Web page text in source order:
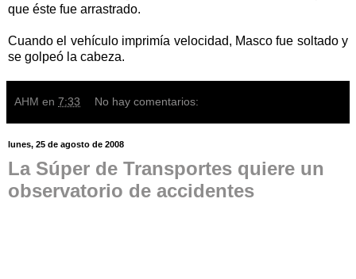
que éste fue arrastrado.
Cuando el vehículo imprimía velocidad, Masco fue soltado y
se golpeó la cabeza.
AHM en 7:33 No hay comentarios:
lunes, 25 de agosto de 2008
La Súper de Transportes quiere un
observatorio de accidentes